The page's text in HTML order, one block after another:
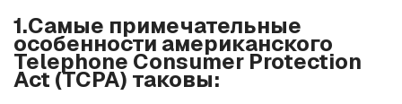
1.Самые примечательные
особенности американского
Telephone Consumer Protection
Act (TCPA) таковы: